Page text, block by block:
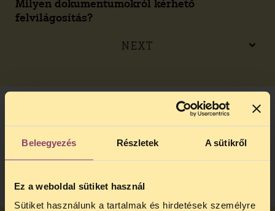
Beleegyezés Részletek A sütikről
Ez a weboldal sütiket használ
Sütiket használunk a tartalmak és hirdetések személyre
Milyen dokumentumokról kérhető
felvilágosítás?
NEXT
Milyen dokumentumokról nem kérhető
felvilágosítás?